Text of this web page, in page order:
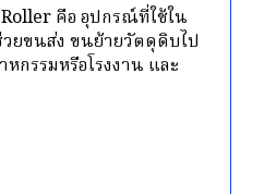
คือ อุปกรณ์ที่ใช้ใน
ยขนส่ง ขนย้ายวัตดุดิบไป
กรรมหรือโรงงาน และ